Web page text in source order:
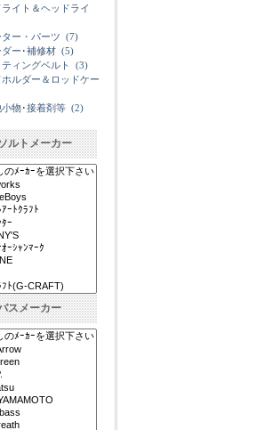
イト＆ヘッドライ
ター・パーツ (7)
ダー･補修材 (5)
ィングベルト
(3)
ホルダー＆ロッドケー
小物･接着剤等 (2)
ルトメーカー
スメーカー